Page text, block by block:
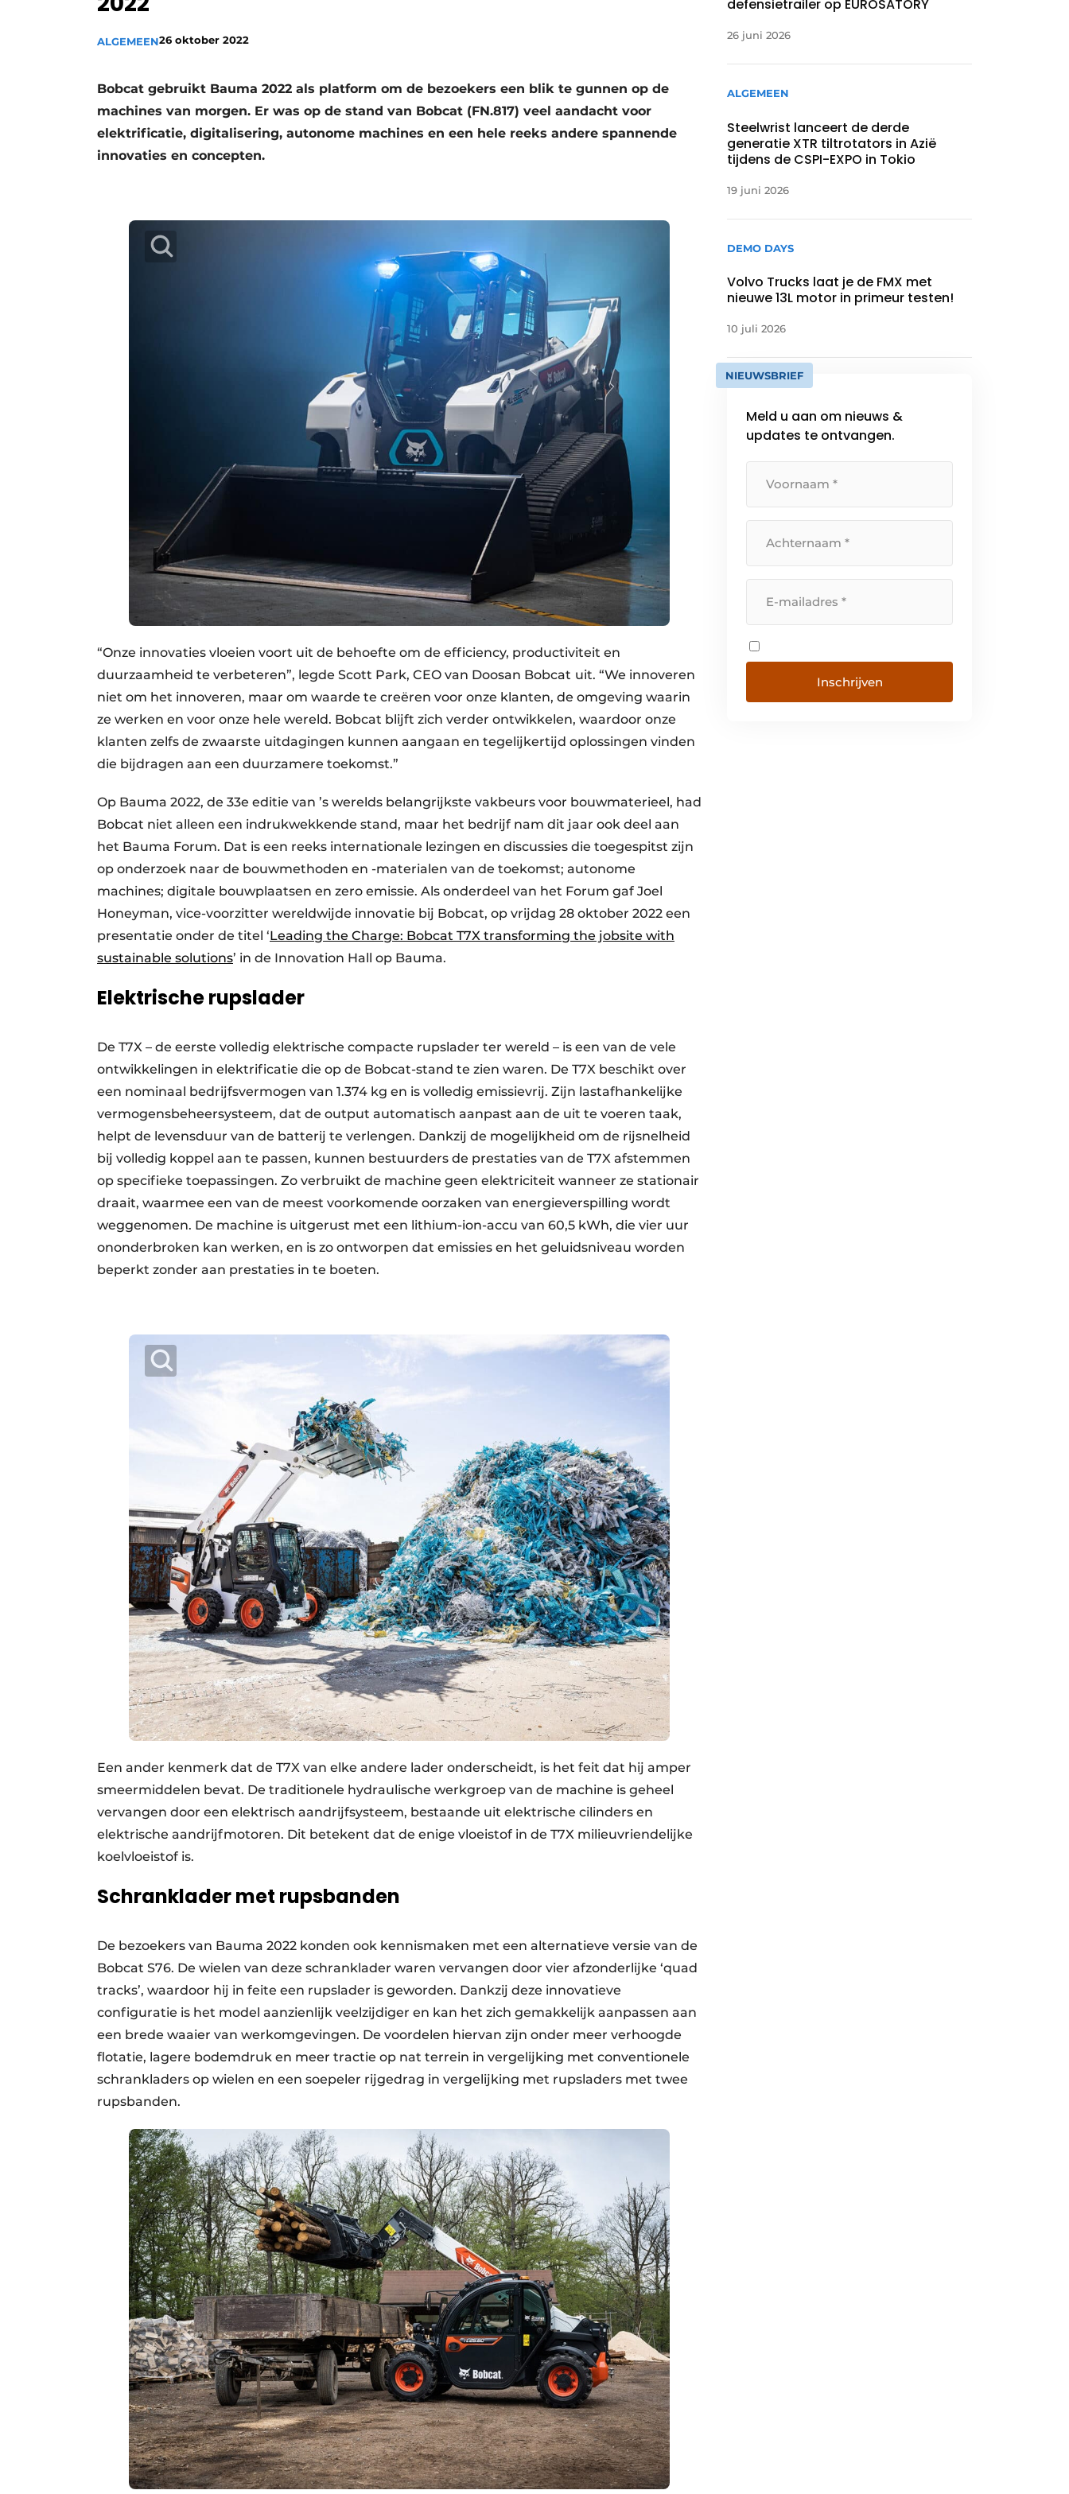
Vacatures
ALGEMEEN26 oktober 2022
Bobcat gebruikt Bauma 2022 als platform om de bezoekers een blik te gunnen op de
machines van morgen. Er was op de stand van Bobcat (FN.817) veel aandacht voor
elektrificatie, digitalisering, autonome machines en een hele reeks andere spannende
innovaties en concepten.
“Onze innovaties vloeien voort uit de behoefte om de efficiency, productiviteit en
duurzaamheid te verbeteren”, legde Scott Park, CEO van Doosan Bobcat uit. “We innoveren
niet om het innoveren, maar om waarde te creëren voor onze klanten, de omgeving waarin
ze werken en voor onze hele wereld. Bobcat blijft zich verder ontwikkelen, waardoor onze
klanten zelfs de zwaarste uitdagingen kunnen aangaan en tegelijkertijd oplossingen vinden
die bijdragen aan een duurzamere toekomst.”
Op Bauma 2022, de 33e editie van ’s werelds belangrijkste vakbeurs voor bouwmaterieel, had
Bobcat niet alleen een indrukwekkende stand, maar het bedrijf nam dit jaar ook deel aan
het Bauma Forum. Dat is een reeks internationale lezingen en discussies die toegespitst zijn
op onderzoek naar de bouwmethoden en -materialen van de toekomst; autonome
machines; digitale bouwplaatsen en zero emissie. Als onderdeel van het Forum gaf Joel
Honeyman, vice-voorzitter wereldwijde innovatie bij Bobcat, op vrijdag 28 oktober 2022 een
presentatie onder de titel ‘Leading the Charge: Bobcat T7X transforming the jobsite with
sustainable solutions’ in de Innovation Hall op Bauma.
Elektrische rupslader
De T7X – de eerste volledig elektrische compacte rupslader ter wereld – is een van de vele
ontwikkelingen in elektrificatie die op de Bobcat-stand te zien waren. De T7X beschikt over
een nominaal bedrijfsvermogen van 1.374 kg en is volledig emissievrij. Zijn lastafhankelijke
vermogensbeheersysteem, dat de output automatisch aanpast aan de uit te voeren taak,
helpt de levensduur van de batterij te verlengen. Dankzij de mogelijkheid om de rijsnelheid
bij volledig koppel aan te passen, kunnen bestuurders de prestaties van de T7X afstemmen
op specifieke toepassingen. Zo verbruikt de machine geen elektriciteit wanneer ze stationair
draait, waarmee een van de meest voorkomende oorzaken van energieverspilling wordt
weggenomen. De machine is uitgerust met een lithium-ion-accu van 60,5 kWh, die vier uur
ononderbroken kan werken, en is zo ontworpen dat emissies en het geluidsniveau worden
beperkt zonder aan prestaties in te boeten.
Een ander kenmerk dat de T7X van elke andere lader onderscheidt, is het feit dat hij amper
smeermiddelen bevat. De traditionele hydraulische werkgroep van de machine is geheel
vervangen door een elektrisch aandrijfsysteem, bestaande uit elektrische cilinders en
elektrische aandrijfmotoren. Dit betekent dat de enige vloeistof in de T7X milieuvriendelijke
koelvloeistof is.
Schranklader met rupsbanden
De bezoekers van Bauma 2022 konden ook kennismaken met een alternatieve versie van de
Bobcat S76. De wielen van deze schranklader waren vervangen door vier afzonderlijke ‘quad
tracks’, waardoor hij in feite een rupslader is geworden. Dankzij deze innovatieve
configuratie is het model aanzienlijk veelzijdiger en kan het zich gemakkelijk aanpassen aan
een brede waaier van werkomgevingen. De voordelen hiervan zijn onder meer verhoogde
flotatie, lagere bodemdruk en meer tractie op nat terrein in vergelijking met conventionele
schrankladers op wielen en een soepeler rijgedrag in vergelijking met rupsladers met twee
rupsbanden.
defensietrailer op EUROSATORY
26 juni 2026
ALGEMEEN
Steelwrist lanceert de derde
generatie XTR tiltrotators in Azië
tijdens de CSPI-EXPO in Tokio
19 juni 2026
DEMO DAYS
Volvo Trucks laat je de FMX met
nieuwe 13L motor in primeur testen!
10 juli 2026
NIEUWSBRIEF
Meld u aan om nieuws &
updates te ontvangen.